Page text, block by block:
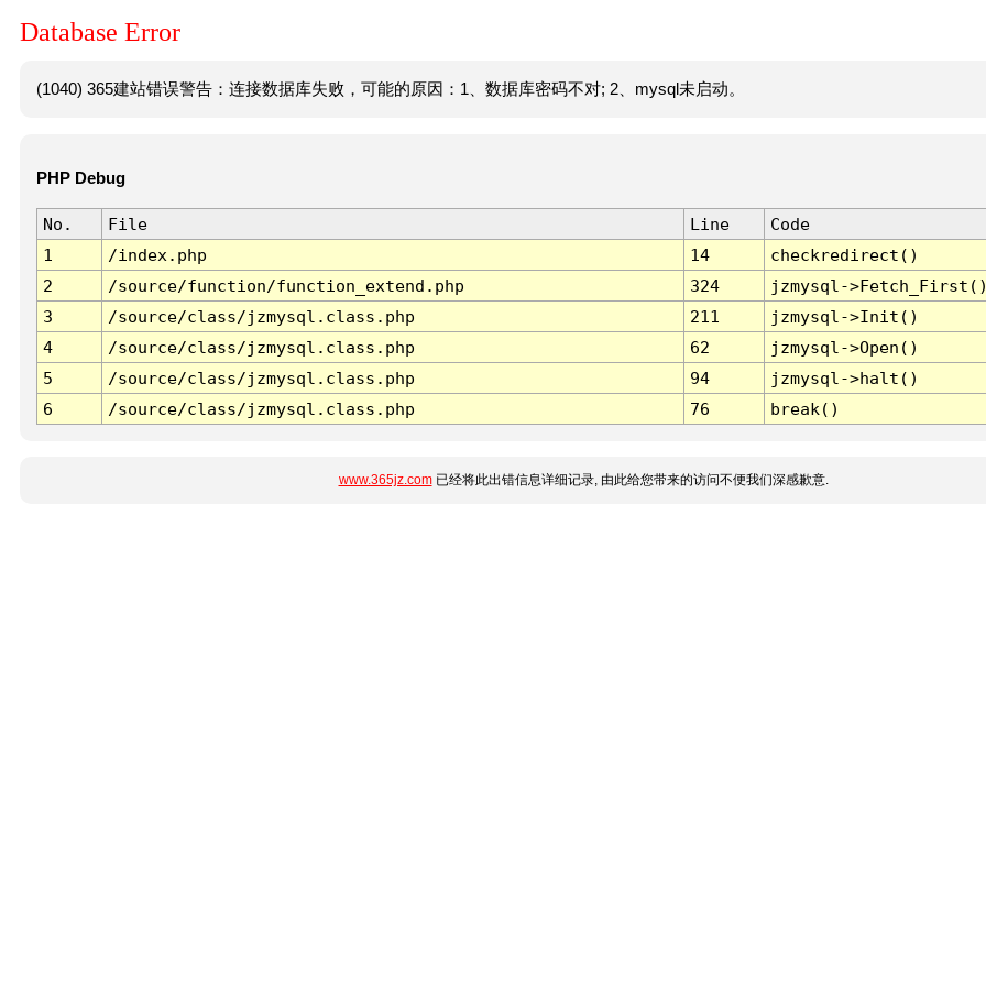
Database Error
(1040) 365建站错误警告：连接数据库失败，可能的原因：1、数据库密码不对; 2、mysql未启动。
PHP Debug
No. File Line
Code
1
/index.php 14
checkredirect()
2
/source/function/function_extend.php 324
jzmysql-
3
/source/class/jzmysql.class.php 211
jzmysql->Init()
4
/source/class/jzmysql.class.php 62
jzmysql->Open()
5
/source/class/jzmysql.class.php 94
jzmysql->halt()
6
/source/class/jzmysql.class.php 76 break()
www.365jz.com已经将此出错信息详细记录, 由此给您带来的访问不便我们深感歉意.